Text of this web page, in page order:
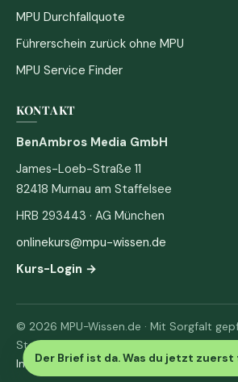
Der Brief ist da. Was du jetzt
MPU Durchfallquote
Führerschein zurück ohne MPU
MPU Service Finder
KONTAKT
BenAmbros Media GmbH
James-Loeb-Straße 11
82418 Murnau am Staffelsee
HRB 293443 · AG München
onlinekurs@mpu-wissen.de
Kurs-Login →
© 2026 MPU-Wissen.de · Mit Sorgfalt
Staffelsee
Impressum· Datenschutz & AGB